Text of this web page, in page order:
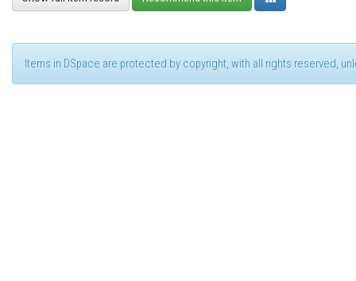
Items in DSpace are protected by copyright, with all rights reserved,